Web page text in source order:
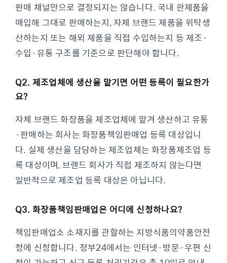
판매 채널만으로 결정되지는 않습니다. 국내 완제품을
매입해 그대로 판매하는지, 자체 브랜드 제품을 위탁생
산하는지 또는 해외 제품을 직접 수입하는지 등 제조·
수입·유통 구조를 기준으로 판단해야 합니다.
Q2. 제조업체에 생산을 맡기면 어떤 등록이 필요한가
요?
자체 브랜드 화장품을 제조업체에 맡겨 생산하고 유통
·판매하는 회사는 화장품책임판매업 등록 대상입니
다. 실제 생산을 담당하는 제조업체는 화장품제조업 등
록 대상이며, 브랜드 회사가 직접 제조하지 않는다면
일반적으로 제조업 등록 대상은 아닙니다.
Q3. 화장품책임판매업은 어디에 신청하나요?
책임판매업소 소재지를 관할하는 지방식품의약품안전
청에 신청합니다. 정부24에서는 인터넷·방문·우편 신